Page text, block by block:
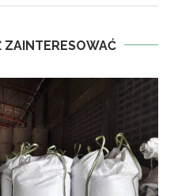
ZAINTERESOWAĆ